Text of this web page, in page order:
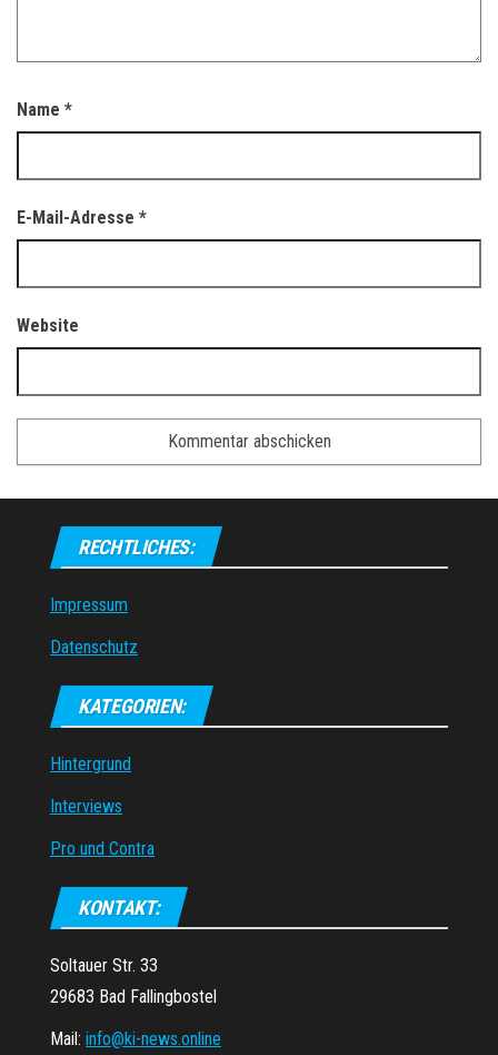
Name *
E-Mail-Adresse *
Website
RECHTLICHES:
Impressum
Datenschutz
KATEGORIEN:
Hintergrund
Interviews
Pro und Contra
KONTAKT:
Soltauer Str. 33
29683 Bad Fallingbostel
Mail: info@ki-news.online